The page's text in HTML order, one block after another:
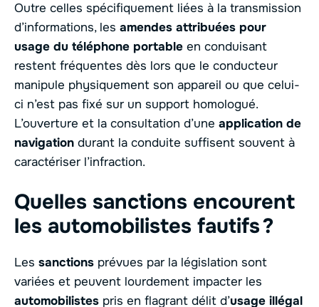
Outre celles spécifiquement liées à la transmission
d’informations, les amendes attribuées pour
usage du téléphone portable en conduisant
restent fréquentes dès lors que le conducteur
manipule physiquement son appareil ou que celui-
ci n’est pas fixé sur un support homologué.
L’ouverture et la consultation d’une application de
navigation durant la conduite suffisent souvent à
caractériser l’infraction.
Quelles sanctions encourent
les automobilistes fautifs ?
Les sanctions prévues par la législation sont
variées et peuvent lourdement impacter les
automobilistes pris en flagrant délit d’usage illégal